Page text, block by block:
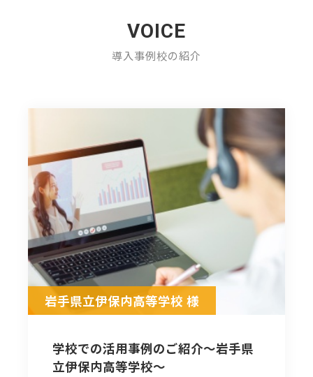
VOICE
導⼊事例校の紹介
岩手県立伊保内高等学校 様
学校での活用事例のご紹介～岩手県
立伊保内高等学校～